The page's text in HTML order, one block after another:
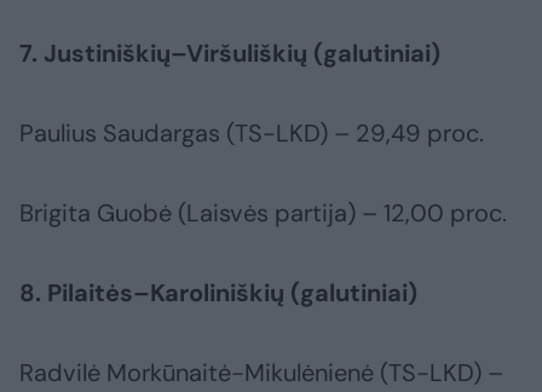
7. Justiniškių–Viršuliškių (galutiniai)
Paulius Saudargas (TS-LKD) – 29,49 proc.
Brigita Guobė (Laisvės partija) – 12,00 proc.
8. Pilaitės–Karoliniškių (galutiniai)
Radvilė Morkūnaitė-Mikulėnienė (TS-LKD) –